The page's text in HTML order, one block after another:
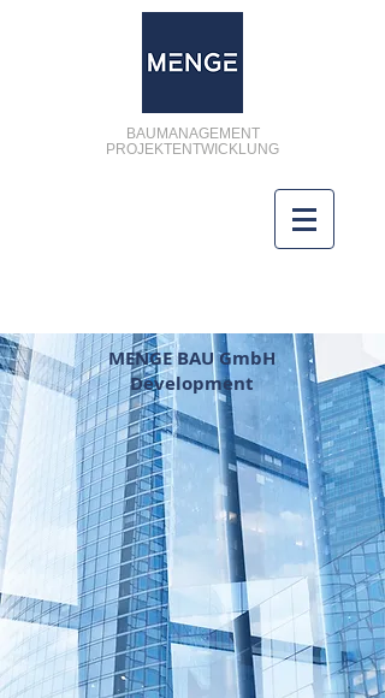
BAUMANAGEMENT
PROJEKTENTWICKLUNG
MENGE BAU GmbH
Development